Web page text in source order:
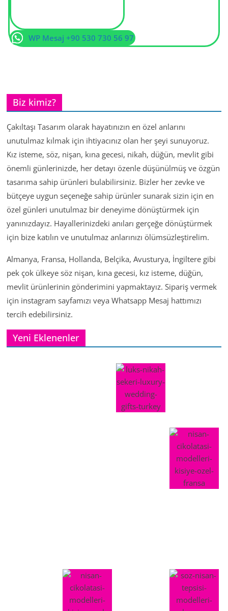
WP Mesaj +90 530 730 56 97
Biz kimiz?
Çakıltaşı Tasarım olarak hayatınızın en özel anlarını
unutulmaz kılmak için ihtiyacınız olan her şeyi sunuyoruz.
Kız isteme, söz, nişan, kına gecesi, nikah, düğün, mevlit gibi
önemli günlerinizde, her detayı özenle düşünülmüş ve özgün
tasarıma sahip ürünleri bulabilirsiniz. Bizler her zevke ve
bütçeye uygun seçeneğe sahip ürünler sunarak sizin için en
özel günleri unutulmaz bir deneyime dönüştürmek için
yanınızdayız. Hayallerinizdeki anıları gerçeğe dönüştürmek
için bize katılın ve unutulmaz anlarınızı ölümsüzleştirelim.
Almanya, Fransa, Hollanda, Belçika, Avusturya, İngiltere gibi
pek çok ülkeye söz nişan, kına gecesi, kız isteme, düğün,
mevlit ürünlerinin gönderimini yapmaktayız. Sipariş vermek
için instagram sayfamızı veya Whatsapp Mesaj hattımızı
tercih edebilirsiniz.
Yeni Eklenenler